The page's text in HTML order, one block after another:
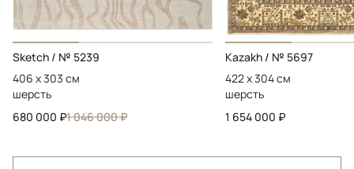
Sketch / № 5239
406 x 303 см
шерсть
680 000 ₽1 046 000 ₽
Kazakh / № 5697
422 x 304 см
шерсть
1 654 000 ₽